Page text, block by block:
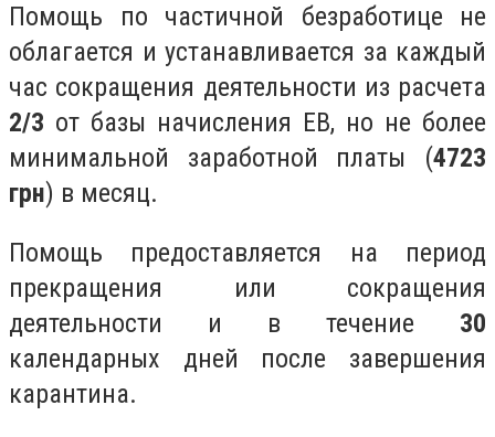
Помощь по частичной безработице не
облагается и устанавливается за каждый
час сокращения деятельности из расчета
2/3 от базы начисления ЕВ, но не более
минимальной заработной платы (4723
грн) в месяц.
Помощь предоставляется на период
прекращения или сокращения
деятельности и в течение 30
календарных дней после завершения
карантина.